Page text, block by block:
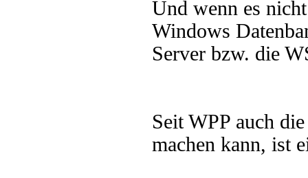
Und wenn es
Windows
Server bzw. die
Seit WPP auch
machen kann, ist